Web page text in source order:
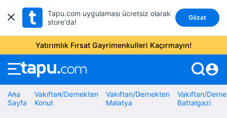
Tapu.com uygulaması ücretsiz olarak
store'da!
Gözat
Yatırımlık Fırsat Gayrimenkulleri Kaçırmayın!
account_circle
Ana
Sayfa
Vakıftan/Dernekten
Konut
Vakıftan/Dernekten
Malatya
Vakıftan/
Battalgazi